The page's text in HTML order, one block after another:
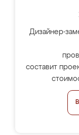
Дизайнер-
составит